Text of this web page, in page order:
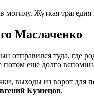
Маслаченко
отправился туда, где
еще долго
выходы из ворот для
Кузнецов.